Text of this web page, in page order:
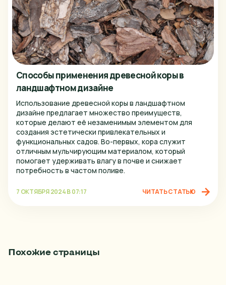
Способы применения древесной коры в
ландшафтном дизайне
Использование древесной коры в ландшафтном
дизайне предлагает множество преимуществ,
которые делают её незаменимым элементом для
создания эстетически привлекательных и
функциональных садов. Во-первых, кора служит
отличным мульчирующим материалом, который
помогает удерживать влагу в почве и снижает
потребность в частом поливе.
7 ОКТЯБРЯ 2024 В 07:17 ЧИТАТЬ СТАТЬЮ
Похожие страницы